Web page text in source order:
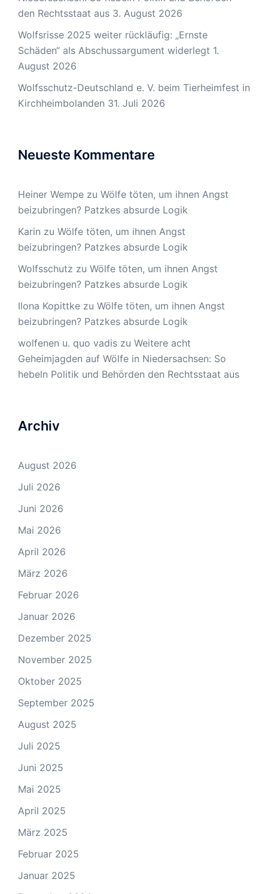
den Rechtsstaat aus 3. August 2026
Wolfsrisse 2025 weiter rückläufig: „Ernste
Schäden“ als Abschussargument widerlegt 1.
August 2026
Wolfsschutz-Deutschland e. V. beim Tierheimfest in
Kirchheimbolanden 31. Juli 2026
Neueste Kommentare
Heiner Wempe zu Wölfe töten, um ihnen Angst
beizubringen? Patzkes absurde Logik
Karin zu Wölfe töten, um ihnen Angst
beizubringen? Patzkes absurde Logik
Wolfsschutz zu Wölfe töten, um ihnen Angst
beizubringen? Patzkes absurde Logik
Ilona Kopittke zu Wölfe töten, um ihnen Angst
beizubringen? Patzkes absurde Logik
wolfenen u. quo vadis zu Weitere acht
Geheimjagden auf Wölfe in Niedersachsen: So
hebeln Politik und Behörden den Rechtsstaat aus
Archiv
August 2026
Juli 2026
Juni 2026
Mai 2026
April 2026
März 2026
Februar 2026
Januar 2026
Dezember 2025
November 2025
Oktober 2025
September 2025
August 2025
Juli 2025
Juni 2025
Mai 2025
April 2025
März 2025
Februar 2025
Januar 2025